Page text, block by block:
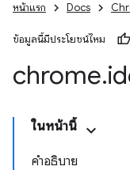
หน้าแรก Docs
ข้อมูลนี้มีประโยชน์ไหม
chrome.
ในหน้านี้
คำอธิบาย